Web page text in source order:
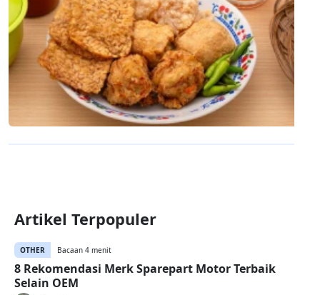
Artikel Terpopuler
OTHER Bacaan 4 menit
8 Rekomendasi Merk Sparepart Motor Terbaik
Selain OEM